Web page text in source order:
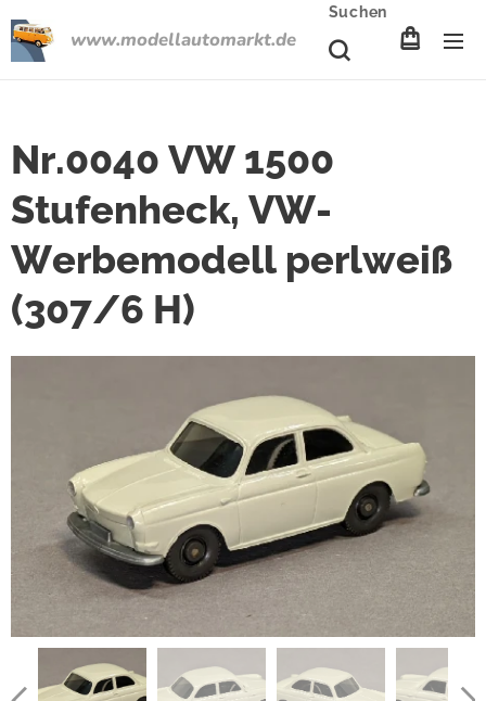
www.modellautomarkt.de
Suchen
Nr.0040 VW 1500
Stufenheck, VW-
Werbemodell perlweiß
(307/6 H)